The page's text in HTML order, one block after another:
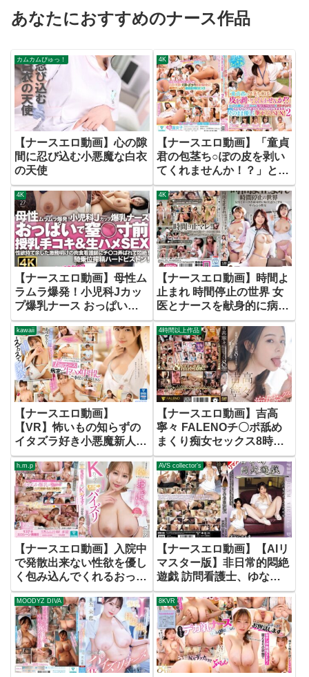
あなたにおすすめのナース作品
カムカムぴゅっ！
【ナースエロ動画】心の隙
間に忍び込む小悪魔な白衣
の天使
4K
【ナースエロ動画】「童貞
君の包茎ち○ぽの皮を剥い
てくれませんか！？」とっ
ても優しい天使みたいな現
役ナースさんをガチナン
パ！母性たっぷりち○ぽの
皮をムッキムッキ！カチカ
チにズル剥けた童貞ち○ぽ
に赤面発情！そのまま優し
く筆下ろしSEX！2
4K
【ナースエロ動画】母性ム
ラムラ爆発！小児科Jカッ
プ爆乳ナース おっぱいで
窒○寸前授乳手コキ＆生ハ
メSEX
4K
【ナースエロ動画】時間よ
止まれ 時間停止の世界 女
医とナースを献身的に病淫
（びょういん）送りにする
サイレント性交 弥生みづ
き 美園和花 沙月恵奈
kawaii
【ナースエロ動画】
【VR】怖いもの知らずの
イタズラ好き小悪魔新人ナ
ースがバレたらヤバい状況
でニヤニヤ挿入おねだり生
ハメ中出しご奉仕 和久井
美兎
4時間以上作品
【ナースエロ動画】吉高
寧々 FALENOチ〇ポ舐め
まくり痴女セックス8時間
ベスト
h.m.p
【ナースエロ動画】入院中
で発散出来ない性欲を優し
く包み込んでくれるおっぱ
いナース 最高にやわらか
いKカップでむにゅむにゅ
パイズリ 二羽紗愛
AVS collector’s
【ナースエロ動画】【AIリ
マスター版】非日常的悶絶
遊戯 訪問看護士、ゆなの
場合 愛乃ゆな
MOODYZ DIVA 8KVR